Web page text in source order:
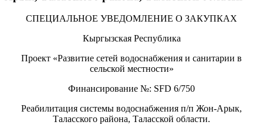
СПЕЦИАЛЬНОЕ УВЕДОМЛЕНИЕ О ЗАКУПКАХ
Кыргызская Республика
Проект «Развитие сетей водоснабжения и санитарии в
сельской местности»
Финансирование №: SFD 6/750
Реабилитация системы водоснабжения п/п Жон-Арык,
Таласского района, Таласской области.